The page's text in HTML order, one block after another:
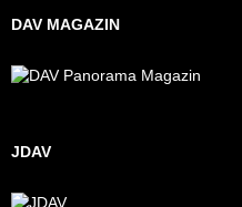
DAV MAGAZIN
JDAV